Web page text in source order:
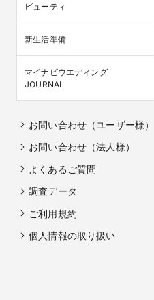
ビューティ
新生活準備
マイナビウエディング
JOURNAL
お問い合わせ（ユーザー様）
お問い合わせ（法人様）
よくあるご質問
調査データ
ご利用規約
個人情報の取り扱い